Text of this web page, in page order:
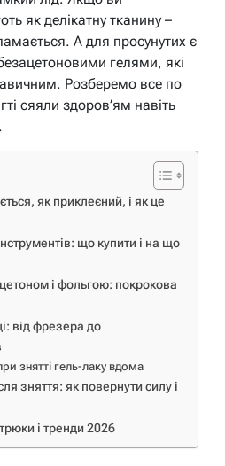
як делікатну тканину –
А для просунутих є
гелями, які
Розберемо все по
сяяли здоров’ям навіть
як приклеєний, і як це
що купити і на що
і фольгою: покрокова
від фрезера до
знятті гель-лаку вдома
зняття: як повернути силу і
і тренди 2026